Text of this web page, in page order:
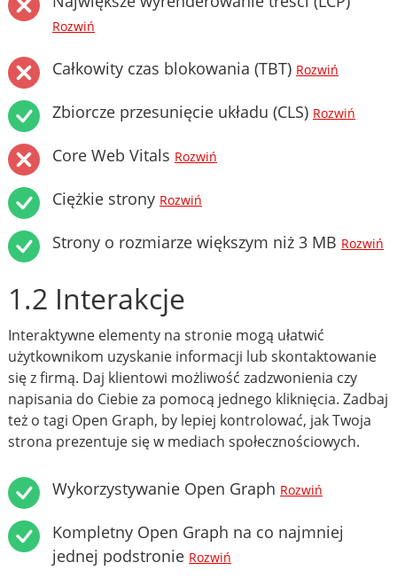
Rozwiń
Całkowity czas blokowania (TBT) Rozwiń
Zbiorcze przesunięcie układu (CLS) Rozwiń
Core Web Vitals Rozwiń
Ciężkie strony Rozwiń
Strony o rozmiarze większym niż 3 MB Rozwiń
1.2 Interakcje
Interaktywne elementy na stronie mogą ułatwić
użytkownikom uzyskanie informacji lub skontaktowanie
się z firmą. Daj klientowi możliwość zadzwonienia czy
napisania do Ciebie za pomocą jednego kliknięcia. Zadbaj
też o tagi Open Graph, by lepiej kontrolować, jak Twoja
strona prezentuje się w mediach społecznościowych.
Wykorzystywanie Open Graph Rozwiń
Kompletny Open Graph na co najmniej
jednej podstronie Rozwiń